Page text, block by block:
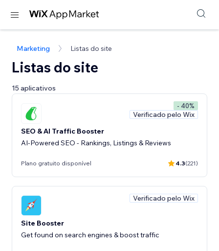
Marketing Listas do site
Listas do site
15 aplicativos
- 40%
Verificado pelo Wix
SEO & AI Traffic Booster
AI-Powered SEO - Rankings, Listings & Reviews
Plano gratuito disponível 4.3(221)
Verificado pelo Wix
Site Booster
Get found on search engines & boost traffic